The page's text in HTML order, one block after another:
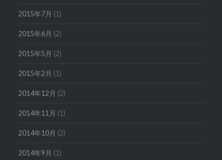
2015年7月 (1)
2015年6月 (2)
2015年5月 (2)
2015年2月 (1)
2014年12月 (2)
2014年11月 (1)
2014年10月 (2)
2014年9月 (1)